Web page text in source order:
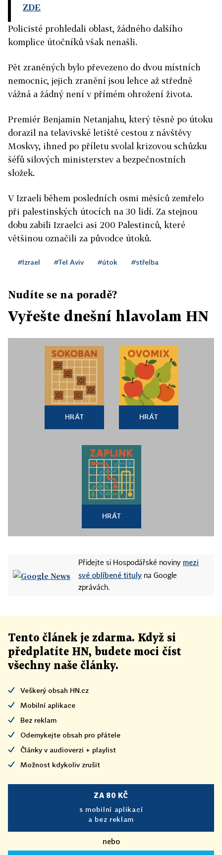
ZDE
Policisté prohledali oblast, žádného dalšího
komplice útočníků však nenašli.
Pět zraněných bylo převezeno do dvou místních
nemocnic, jejich zranění jsou lehce až středně
vážná a žádný není v přímém ohrožení života.
Premiér Benjamin Netanjahu, který těsně po útoku
dorazil na telavivské letiště cestou z návštěvy
Moskvy, ihned po příletu svolal krizovou schůzku
šéfů silových ministerstev a bezpečnostních
složek.
V Izraeli během posledních osmi měsíců zemřelo
při palestinských útocích na 30 lidí. Za stejnou
dobu zabili Izraelci asi 200 Palestinců, které
většinou označili za původce útoků.
#Izrael #Tel Aviv #útok #střelba
Nudíte se na poradě?
Vyřešte dnešní hlavolam HN
HRÁT HRÁT
HRÁT
Přidejte si Hospodářské noviny mezi
své oblíbené tituly na Google
zprávách.
Tento článek je zdarma. Když si
předplatíte HN, budete moci číst
všechny naše články.
Veškerý obsah HN.cz
Mobilní aplikace
Bez reklam
Odemykejte obsah pro přátele
Články v audioverzi + playlist
Možnost kdykoliv zrušit
ZA 80 KČ
s mobilní aplikací
a bez reklam
nebo